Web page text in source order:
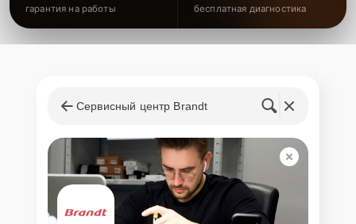
гарантия на работы бесплатная диагностика
Сервисный центр Brandt